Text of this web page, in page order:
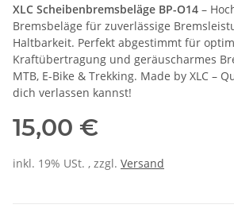
XLC Scheibenbremsbeläge BP-O14 –
Bremsbeläge für zuverlässige
Haltbarkeit. Perfekt abgestimmt für
Kraftübertragung und geräuscharmes
MTB, E-Bike & Trekking. Made by XLC –
dich verlassen kannst!
15,00 €
inkl. 19% USt. , zzgl. Versand